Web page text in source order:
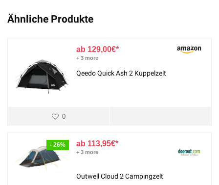
Ähnliche Produkte
129,00€
+ 3 more
Qeedo Quick Ash 2 Kuppelzelt
0
- 26% 113,95€
+ 3 more
Outwell Cloud 2 Campingzelt